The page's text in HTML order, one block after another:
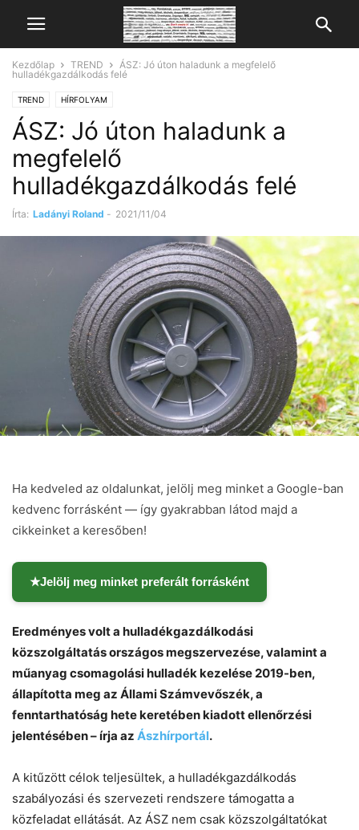
Kezdőlap TREND
ÁSZ: Jó úton haladunk a megfelelő
hulladékgazdálkodás felé
TREND HÍRFOLYAM
ÁSZ: Jó úton haladunk a
megfelelő
hulladékgazdálkodás felé
Írta: Ladányi Roland - 2021/11/04
Ha kedveled az oldalunkat, jelölj meg minket a Google-ban
kedvenc forrásként — így gyakrabban látod majd a
cikkeinket a keresőben!
★Jelölj meg minket preferált forrásként
Eredményes volt a hulladékgazdálkodási
közszolgáltatás országos megszervezése, valamint a
műanyag csomagolási hulladék kezelése 2019-ben,
állapította meg az Állami Számvevőszék, a
fenntarthatóság hete keretében kiadott ellenőrzési
jelentésében – írja az Ászhírportál.
A kitűzött célok teljesültek, a hulladékgazdálkodás
szabályozási és szervezeti rendszere támogatta a
közfeladat ellátását. Az ÁSZ nem csak közszolgáltatókat